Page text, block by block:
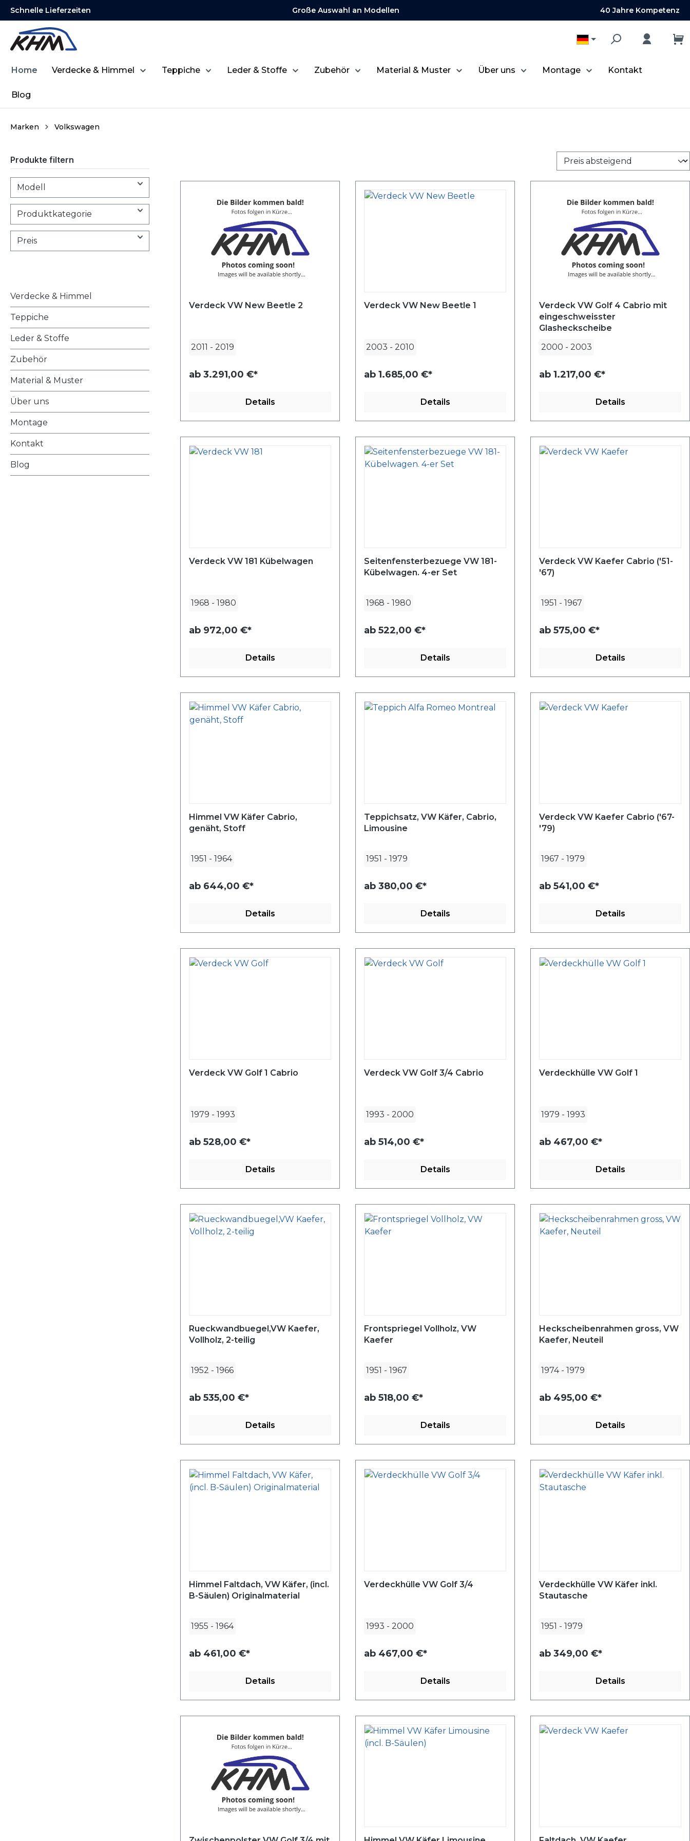
Zur Hauptnavigation springen
Schnelle Lieferzeiten Große Auswahl an Modellen 40 Jahre Kompetenz
Home Verdecke & Himmel Teppiche Leder & Stoffe Zubehör Material & Muster Über uns Montage Kontakt
Blog
Marken Volkswagen
Produkte filtern
Modell
Produktkategorie
Preis
Verdecke & Himmel
Teppiche
Leder & Stoffe
Zubehör
Material & Muster
Über uns
Montage
Kontakt
Blog
Verdeck VW New Beetle 2
2011 - 2019
ab 3.291,00 €*
Details
Verdeck VW New Beetle 1
2003 - 2010
ab 1.685,00 €*
Details
Verdeck VW Golf 4 Cabrio mit
eingeschweisster
Glasheckscheibe
2000 - 2003
ab 1.217,00 €*
Details
Verdeck VW 181 Kübelwagen
1968 - 1980
ab 972,00 €*
Details
Seitenfensterbezuege VW 181-
Kübelwagen. 4-er Set
1968 - 1980
ab 522,00 €*
Details
Verdeck VW Kaefer Cabrio ('51-
'67)
1951 - 1967
ab 575,00 €*
Details
Himmel VW Käfer Cabrio,
genäht, Stoff
1951 - 1964
ab 644,00 €*
Details
Teppichsatz, VW Käfer, Cabrio,
Limousine
1951 - 1979
ab 380,00 €*
Details
Verdeck VW Kaefer Cabrio ('67-
'79)
1967 - 1979
ab 541,00 €*
Details
Verdeck VW Golf 1 Cabrio
1979 - 1993
ab 528,00 €*
Details
Verdeck VW Golf 3/4 Cabrio
1993 - 2000
ab 514,00 €*
Details
Verdeckhülle VW Golf 1
1979 - 1993
ab 467,00 €*
Details
Rueckwandbuegel,VW Kaefer,
Vollholz, 2-teilig
1952 - 1966
ab 535,00 €*
Details
Frontspriegel Vollholz, VW
Kaefer
1951 - 1967
ab 518,00 €*
Details
Heckscheibenrahmen gross, VW
Kaefer, Neuteil
1974 - 1979
ab 495,00 €*
Details
Himmel Faltdach, VW Käfer, (incl.
B-Säulen) Originalmaterial
1955 - 1964
ab 461,00 €*
Details
Verdeckhülle VW Golf 3/4
1993 - 2000
ab 467,00 €*
Details
Verdeckhülle VW Käfer inkl.
Stautasche
1951 - 1979
ab 349,00 €*
Details